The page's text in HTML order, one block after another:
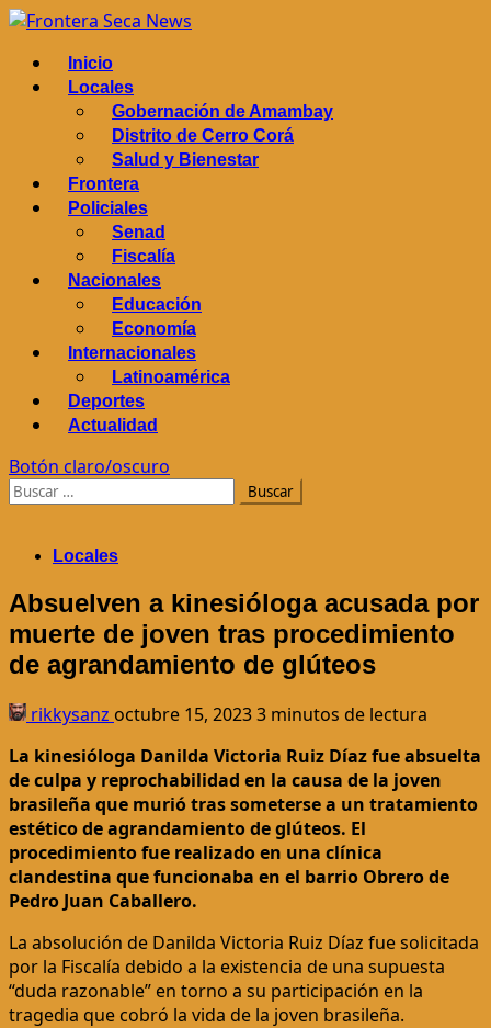
Saltar
contenido
Menú
principal
Inicio
Locales
Gobernación de Amambay
Distrito de Cerro Corá
Salud y Bienestar
Frontera
Policiales
Senad
Fiscalía
Nacionales
Educación
Economía
Internacionales
Latinoamérica
Deportes
Actualidad
Botón claro/oscuro
Buscar:
Locales
Absuelven a kinesióloga acusada por
muerte de joven tras procedimiento
de agrandamiento de glúteos
rikkysanz octubre 15, 20233 minutos de lectura
La kinesióloga Danilda Victoria Ruiz Díaz fue absuelta
de culpa y reprochabilidad en la causa de la joven
brasileña que murió tras someterse a un tratamiento
estético de agrandamiento de glúteos. El
procedimiento fue realizado en una clínica
clandestina que funcionaba en el barrio Obrero de
Pedro Juan Caballero.
La absolución de Danilda Victoria Ruiz Díaz fue solicitada
por la Fiscalía debido a la existencia de una supuesta
“duda razonable” en torno a su participación en la
tragedia que cobró la vida de la joven brasileña.